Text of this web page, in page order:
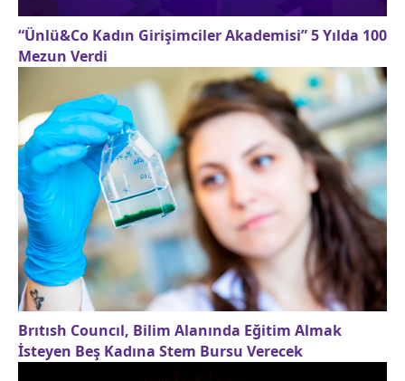
“Ünlü&Co Kadın Girişimciler Akademisi” 5 Yılda 100
Mezun Verdi
Brıtısh Councıl, Bilim Alanında Eğitim Almak
İsteyen Beş Kadına Stem Bursu Verecek